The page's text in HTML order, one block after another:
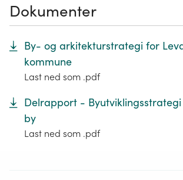
Dokumenter
By- og arkitekturstrategi for
kommune
Last ned som .pdf
Delrapport -
by
Last ned som .pdf